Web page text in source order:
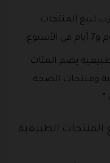
لبيع المنتجات
يضم المئات
ومنتجات الصحة
“.
المنتجات الطبيعية